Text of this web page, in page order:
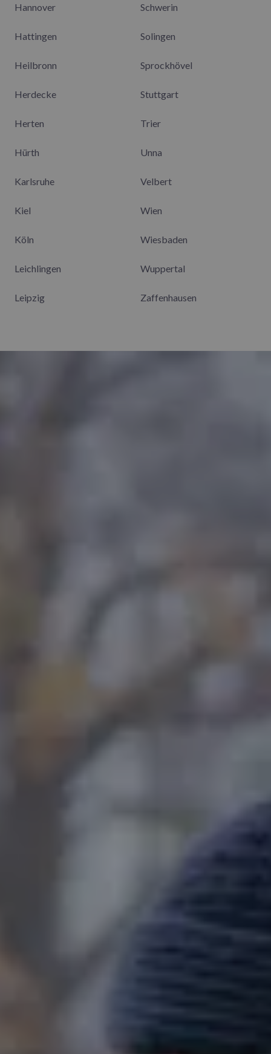
Hannover
Hattingen
Heilbronn
Herdecke
Herten
Hürth
Karlsruhe
Kiel
Köln
Leichlingen
Leipzig
Schwerin
Solingen
Sprockhövel
Stuttgart
Trier
Unna
Velbert
Wien
Wiesbaden
Wuppertal
Zaffenhausen